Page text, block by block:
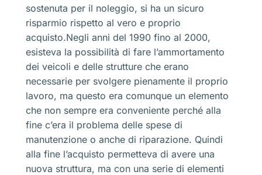
sostenuta per il noleggio, si ha un sicuro
risparmio rispetto al vero e proprio
acquisto.Negli anni del 1990 fino al 2000,
esisteva la possibilità di fare l’ammortamento
dei veicoli e delle strutture che erano
necessarie per svolgere pienamente il proprio
lavoro, ma questo era comunque un elemento
che non sempre era conveniente perché alla
fine c’era il problema delle spese di
manutenzione o anche di riparazione. Quindi
alla fine l’acquisto permetteva di avere una
nuova struttura, ma con una serie di elementi